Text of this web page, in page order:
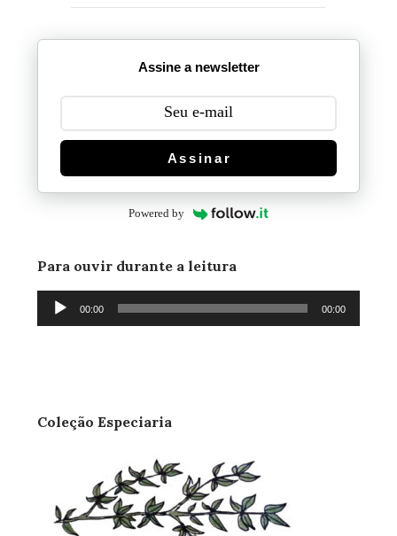
Assine a newsletter
Assinar
Powered by
Para ouvir durante a leitura
Tocador
00:00 00:00
Coleção Especiaria